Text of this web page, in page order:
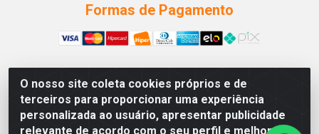
O nosso site coleta cookies próprios e de
terceiros para proporcionar uma experiência
personalizada ao usuário, apresentar publicidade
relevante de acordo com o seu perfil e melhorar a
Formas de Pagamento
A PINA DOS SANTOS DELEZZOTTE LTDA - RODOVIA BA
233, 27 - ZONA RURAL, ITABERABA/BA - CEP 46.880-
000 - CNPJ 30.578.948/0001-90